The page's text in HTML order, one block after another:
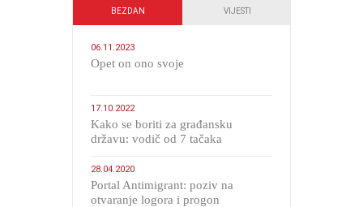
BEZDAN VIJESTI
06.11.2023
​Opet on ono svoje
17.10.2022
Kako se boriti za građansku
državu: vodič od 7 tačaka
28.04.2020
Portal Antimigrant: poziv na
otvaranje logora i progon